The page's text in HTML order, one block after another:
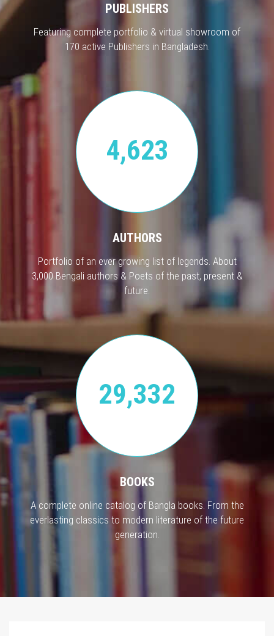
PUBLISHERS
Featuring complete portfolio & virtual showroom of
170 active Publishers in Bangladesh.
4,623
AUTHORS
Portfolio of an ever growing list of legends. About
3,000 Bengali authors & Poets of the past, present &
future.
29,332
BOOKS
A complete online catalog of Bangla books. From the
everlasting classics to modern literature of the future
generation.